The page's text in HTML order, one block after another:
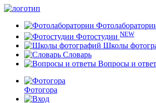
Фотостудии NEW
Школы
Словарь
Вопросы и
Фотогора